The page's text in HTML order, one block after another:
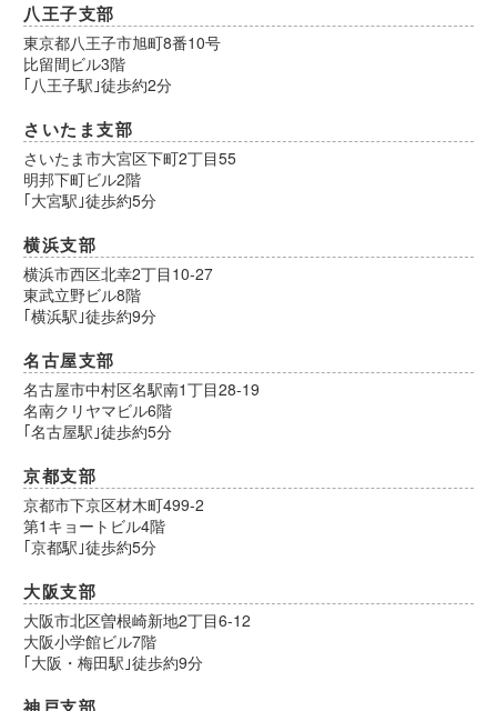
八王子支部
東京都八王子市旭町8番10号
比留間ビル3階
｢八王子駅｣徒歩約2分
さいたま支部
さいたま市大宮区下町2丁目55
明邦下町ビル2階
｢大宮駅｣徒歩約5分
横浜支部
横浜市西区北幸2丁目10-27
東武立野ビル8階
｢横浜駅｣徒歩約9分
名古屋支部
名古屋市中村区名駅南1丁目28-19
名南クリヤマビル6階
｢名古屋駅｣徒歩約5分
京都支部
京都市下京区材木町499-2
第1キョートビル4階
｢京都駅｣徒歩約5分
大阪支部
大阪市北区曽根崎新地2丁目6-12
大阪小学館ビル7階
｢大阪・梅田駅｣徒歩約9分